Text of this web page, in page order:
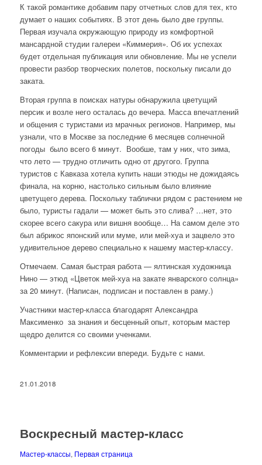
К такой романтике добавим пару отчетных слов для тех, кто
думает о наших событиях. В этот день было две группы.
Первая изучала окружающую природу из комфортной
мансардной студии галереи «Киммерия». Об их успехах
будет отдельная публикация или обновление. Мы не успели
провести разбор творческих полетов, поскольку писали до
заката.
Вторая группа в поисках натуры обнаружила цветущий
персик и возле него осталась до вечера. Масса впечатлений
и общения с туристами из мрачных регионов. Например, мы
узнали, что в Москве за последние 6 месяцев солнечной
погоды было всего 6 минут. Вообше, там у них, что зима,
что лето — трудно отличить одно от другого. Группа
туристов с Кавказа хотела купить наши этюды не дожидаясь
финала, на корню, настолько сильным было влияние
цветущего дерева. Поскольку таблички рядом с растением не
было, туристы гадали — может быть это слива? …нет, это
скорее всего сакура или вишня вообще… На самом деле это
был абрикос японский или муме, или мей-хуа и зацвело это
удивительное дерево специально к нашему мастер-классу.
Отмечаем. Самая быстрая работа — ялтинская художница
Нино — этюд «Цветок мей-хуа на закате январского солнца»
за 20 минут. (Написан, подписан и поставлен в раму.)
Участники мастер-класса благодарят Александра
Максименко за знания и бесценный опыт, которым мастер
щедро делится со своими ученками.
Комментарии и рефлексии впереди. Будьте с нами.
21.01.2018
Воскресный мастер-класс
Мастер-классы, Первая страница